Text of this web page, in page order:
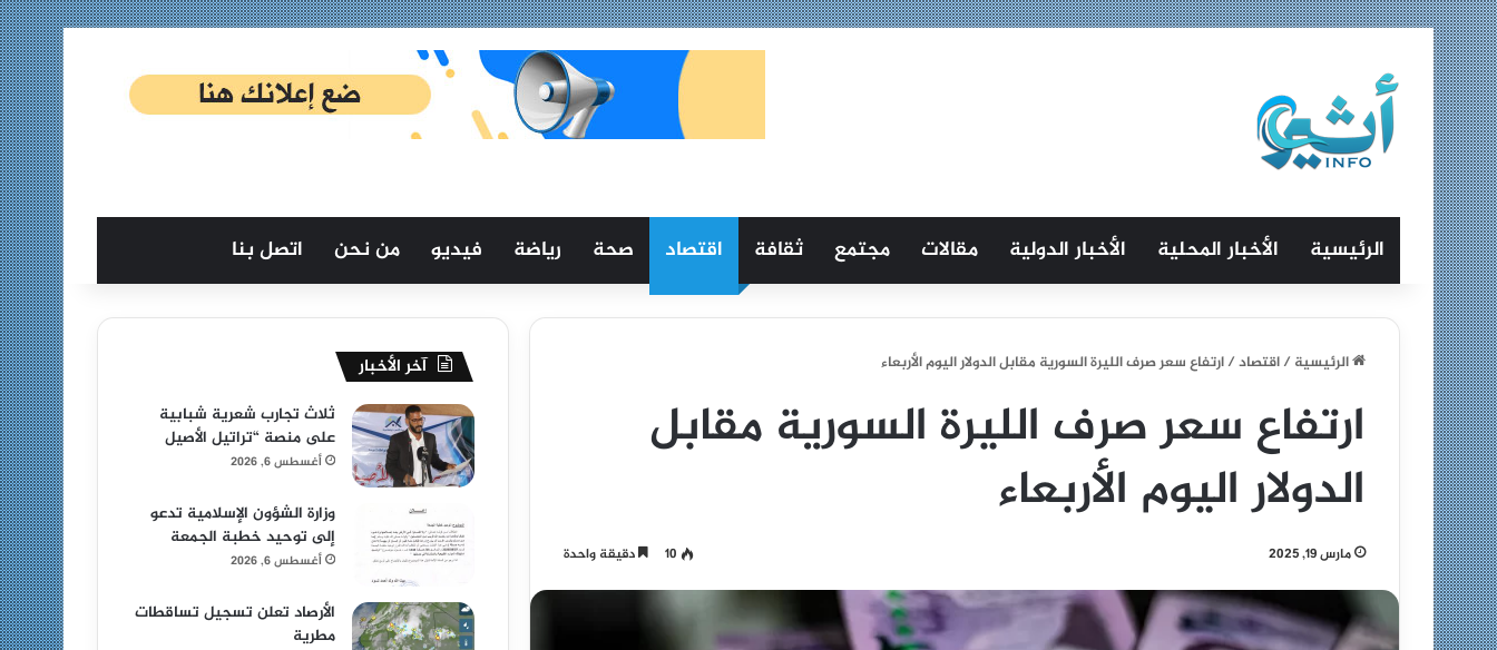
الرئيسية الأخبار المحلية الأخبار الدولية مقالات مجتمع ثقافة اقتصاد صحة رياضة فيديو من نحن اتصل بنا
الرئيسية/اقتصاد/ارتفاع سعر صرف الليرة السورية مقابل الدولار اليوم الأربعاء
ارتفاع سعر صرف الليرة السورية مقابل
الدولار اليوم الأربعاء
مارس 19, 2025 10 دقيقة واحدة
آخر الأخبار
ثلاث تجارب شعرية شبابية
على منصة “تراتيل الأصيل
أغسطس 6, 2026
وزارة الشؤون الإسلامية تدعو
إلى توحيد خطبة الجمعة
أغسطس 6, 2026
الأرصاد تعلن تسجيل تساقطات
مطرية